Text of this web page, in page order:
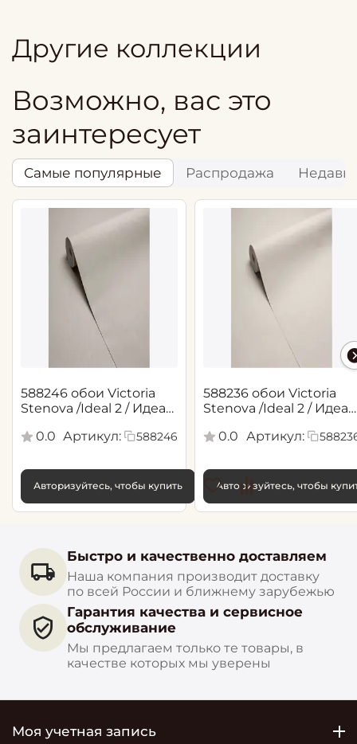
Другие коллекции
Возможно, вас это
заинтересует
Самые популярные Распродажа
588246 обои Victoria
Stenova /Ideal 2 / Идеал
0.0 Артикул: 588246
Авторизуйтесь, чтобы купить
588236 обои Victoria
Stenova /Ideal 2 / Идеал
0.0
Артикул:
Авторизуйтесь, чтобы
Быстро и качественно доставляем
Наша компания производит доставку
по всей России и ближнему зарубежью
Гарантия качества и сервисное
обслуживание
Мы предлагаем только те товары, в
качестве которых мы уверены
Моя учетная запись